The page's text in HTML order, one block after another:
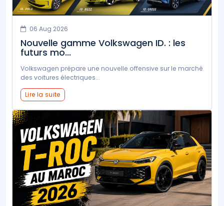
06 Aug 2026
Nouvelle gamme Volkswagen ID. : les
futurs mo...
Volkswagen prépare une nouvelle offensive sur le marché
des voitures électriques...
Lire la suite